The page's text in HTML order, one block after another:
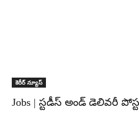
కెరీర్ న్యూస్
Jobs | స్టడీస్ అండ్ డెలివరీ